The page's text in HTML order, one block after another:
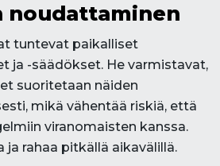
noudattaminen
tuntevat paikalliset
ja -säädökset. He varmistavat,
suoritetaan näiden
mikä vähentää riskiä, että
viranomaisten kanssa.
ja rahaa pitkällä aikavälillä.